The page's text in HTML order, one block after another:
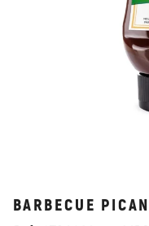
BARBECUE